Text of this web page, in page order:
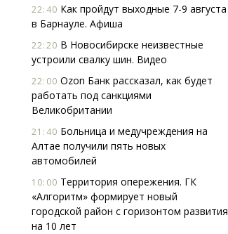
22:40 Как пройдут выходные 7-9 августа
в Барнауле. Афиша
22:20 В Новосибирске неизвестные
устроили свалку шин. Видео
22:00 Ozon Банк рассказал, как будет
работать под санкциями
Великобритании
21:40 Больница и медучреждения на
Алтае получили пять новых
автомобилей
10:00 Территория опережения. ГК
«Алгоритм» формирует новый
городской район с горизонтом развития
на 10 лет